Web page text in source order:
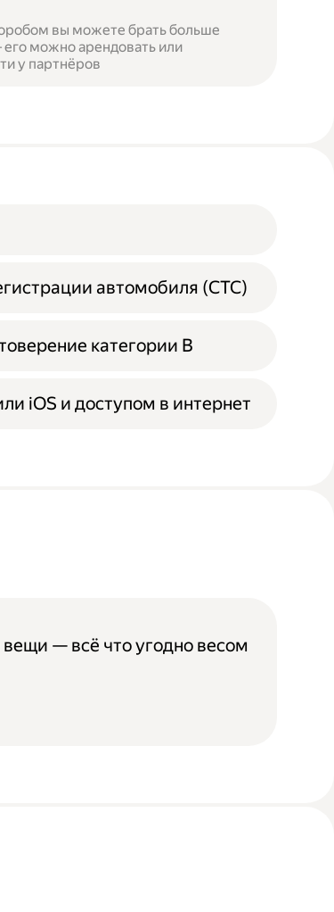
вы можете брать больше
его можно арендовать или
у партнёров
автомобиля (СТС)
категории B
iOS и доступом в интернет
— всё что угодно весом